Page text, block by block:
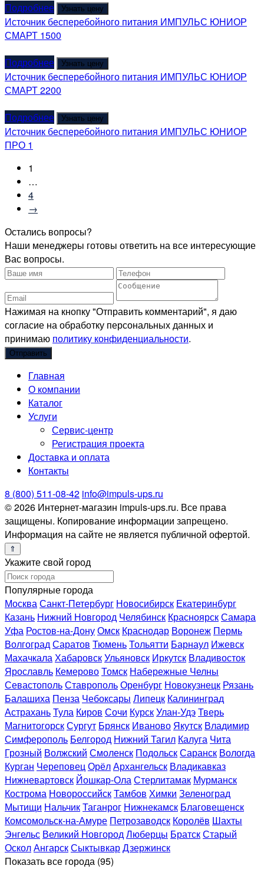
Подробнее
Узнать цену
Источник бесперебойного питания ИМПУЛЬС ЮНИОР
СМАРТ 1500
Подробнее
Узнать цену
Источник бесперебойного питания ИМПУЛЬС ЮНИОР
СМАРТ 2200
Подробнее
Узнать цену
Источник бесперебойного питания ИМПУЛЬС ЮНИОР
ПРО 1
1
…
4
→
Остались вопросы?
Наши менеджеры готовы ответить на все интересующие
Вас вопросы.
Нажимая на кнопку "Отправить комментарий", я даю
согласие на обработку персональных данных и
принимаю политику конфиденциальности.
Главная
О компании
Каталог
Услуги
Сервис-центр
Регистрация проекта
Доставка и оплата
Контакты
8 (800) 511-08-42 info@impuls-ups.ru
© 2026 Интернет-магазин impuls-ups.ru. Все права
защищены. Копирование информации запрещено.
Информация на сайте не является публичной офертой.
Укажите свой город
Популярные города
МоскваСанкт-Петербург Новосибирск Екатеринбург
Казань Нижний Новгород Челябинск КрасноярскСамара
Уфа Ростов-на-ДонуОмск Краснодар Воронеж Пермь
ВолгоградСаратов ТюменьТольятти Барнаул Ижевск
МахачкалаХабаровскУльяновск Иркутск Владивосток
Ярославль КемеровоТомск Набережные Челны
СевастопольСтавропольОренбург Новокузнецк Рязань
Балашиха Пенза Чебоксары Липецк Калининград
АстраханьТула Киров Сочи КурскУлан-УдэТверь
МагнитогорскСургут Брянск Иваново Якутск Владимир
Симферополь Белгород Нижний Тагил Калуга Чита
Грозный Волжский Смоленск ПодольскСаранск Вологда
Курган ЧереповецОрёлАрхангельск Владикавказ
Нижневартовск Йошкар-ОлаСтерлитамак Мурманск
Кострома НовороссийскТамбов Химки Зеленоград
Мытищи НальчикТаганрог Нижнекамск Благовещенск
Комсомольск-на-Амуре Петрозаводск Королёв Шахты
Энгельс Великий НовгородЛюберцы БратскСтарый
ОсколАнгарскСыктывкарДзержинск
Показать все города (95)